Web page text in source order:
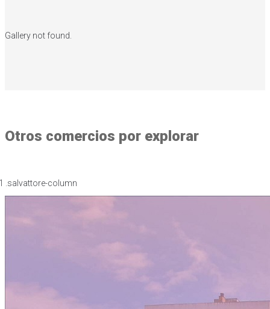
Gallery not found.
Otros comercios por explorar